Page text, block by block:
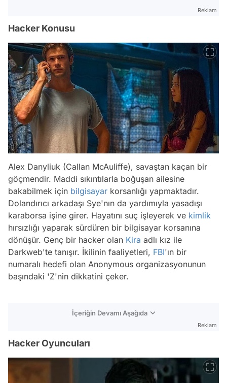
Reklam
Hacker Konusu
Alex Danyliuk (Callan McAuliffe), savaştan kaçan bir
göçmendir. Maddi sıkıntılarla boğuşan ailesine
bakabilmek için bilgisayar korsanlığı yapmaktadır.
Dolandırıcı arkadaşı Sye'nın da yardımıyla yasadışı
karaborsa işine girer. Hayatını suç işleyerek ve kimlik
hırsızlığı yaparak sürdüren bir bilgisayar korsanına
dönüşür. Genç bir hacker olan Kira adlı kız ile
Darkweb'te tanışır. İkilinin faaliyetleri, FBI'ın bir
numaralı hedefi olan Anonymous organizasyonunun
başındaki 'Z'nin dikkatini çeker.
İçeriğin Devamı Aşağıda
Reklam
Hacker Oyuncuları